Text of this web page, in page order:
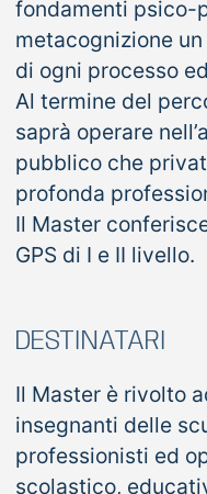
fondamenti psico-
metacognizione
di ogni processo
Al termine del
saprà operare
pubblico che
profonda
Il Master
GPS di I e II livello.
DESTINATARI
Il Master è rivolto
insegnanti delle
professionisti ed
scolastico,